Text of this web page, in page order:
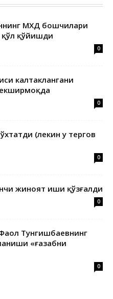
МХДҚ бошчилари
қўл қўйишди
0
калтаклангани
0
(лекин у тергов
0
жиноят иши қўзғалди
0
Тунгишбаевнинг
«ғазабни
0